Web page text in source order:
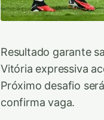
Resultado garante
Vitória expressiva
Próximo desafio
confirma vaga.